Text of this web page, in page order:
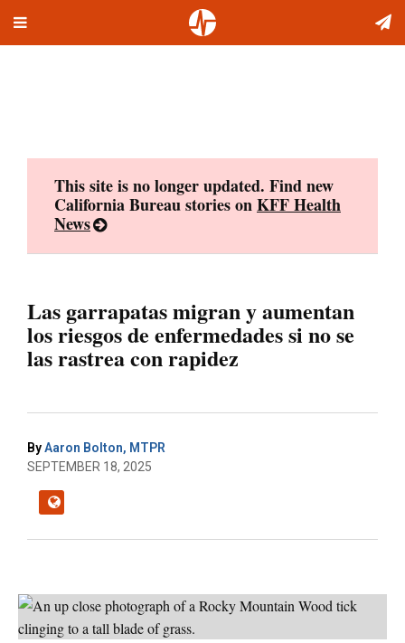
Toggle
This site is no longer updated. Find new
California Bureau stories onKFF Health
News
Las garrapatas migran y aumentan
los riesgos de enfermedades si no se
las rastrea con rapidez
ByAaron Bolton, MTPR
SEPTEMBER 18, 2025